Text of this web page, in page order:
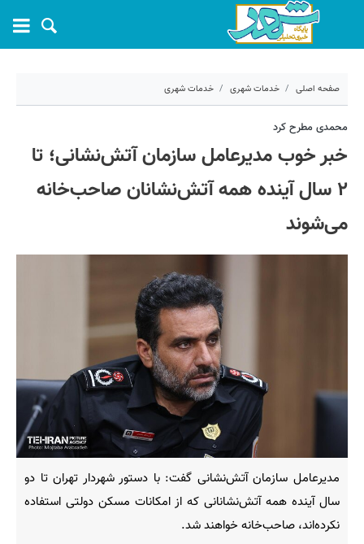
صفحه اصلی خدمات شهری خدمات شهری
۲۹ شهریور ۱۴۰۲ - ۱۹:۵۴
کد مطلب:42849
محمدی مطرح کرد
خبر خوب مدیرعامل سازمان آتش‌نشانی؛ تا
۲ سال آینده همه آتش‌نشانان صاحب‌خانه
می‌شوند
مدیرعامل سازمان آتش‌نشانی گفت: با دستور شهردار تهران تا دو
سال آینده همه آتش‌نشانانی که از امکانات مسکن دولتی استفاده
نکرده‌اند، صاحب‌خانه خواهند شد.